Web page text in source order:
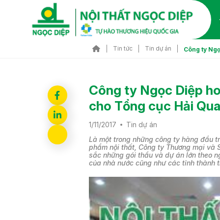
MẠI
Ghế hội
Ghế phòng
Bàn gấp
Bàn quầy lễ
Xem tất cả
NỘI THẤT
Bàn ghế
nhiên
MẠI
Ghế hội
Ghế phòng
Ghế nhà thi
Bàn gấp
Bàn quầy lễ
NỘI THẤT
Bàn ghế
nhiên
Tin tức Tin dự án Công ty
Công ty Ngọc Diệp
cho Tổng cục Hải
1/11/2017
Tin dự án
Là một trong những công ty hàng đầu
phẩm nội thất, Công ty Thương mại và
sắc những gói thầu và dự án lớn theo
của nhà nước cũng như các tỉnh thành